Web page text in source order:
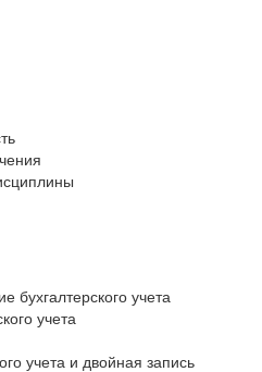
бухгалтерского учета
учета
учета и двойная запись